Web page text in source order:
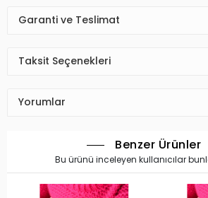
Garanti ve Teslimat
Taksit Seçenekleri
Yorumlar
Benzer Ürünler
Bu ürünü inceleyen kullanıcılar